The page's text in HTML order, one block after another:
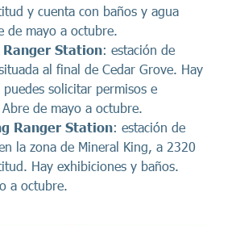
y cuenta con baños y agua
de mayo a octubre.
Ranger Station: estación de
al final de Cedar Grove. Hay
solicitar permisos e
de mayo a octubre.
Ranger Station: estación de
la zona de Mineral King, a 2320
Hay exhibiciones y baños.
a octubre.